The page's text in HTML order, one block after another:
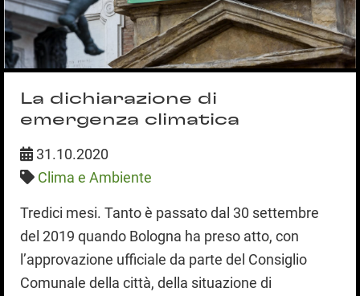
La dichiarazione di
emergenza climatica
31.10.2020
Clima e Ambiente
Tredici mesi. Tanto è passato dal 30 settembre
del 2019 quando Bologna ha preso atto, con
l’approvazione ufficiale da parte del Consiglio
Comunale della città, della situazione di